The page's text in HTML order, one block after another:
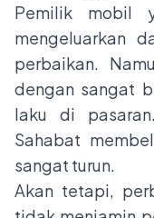
Pemilik mobil
mengeluarkan
perbaikan.
dengan sangat
laku di
Sahabat
sangat turun.
Akan tetapi,